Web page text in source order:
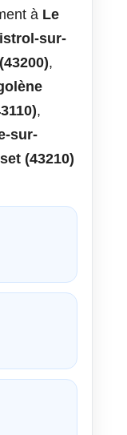
à Le
sur-
,
,
sur-
(43210)